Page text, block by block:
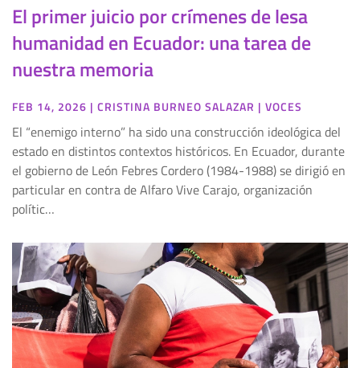
El primer juicio por crímenes de lesa
humanidad en Ecuador: una tarea de
nuestra memoria
FEB 14, 2026 | CRISTINA BURNEO SALAZAR | VOCES
El “enemigo interno” ha sido una construcción ideológica del
estado en distintos contextos históricos. En Ecuador, durante
el gobierno de León Febres Cordero (1984-1988) se dirigió en
particular en contra de Alfaro Vive Carajo, organización
polític…